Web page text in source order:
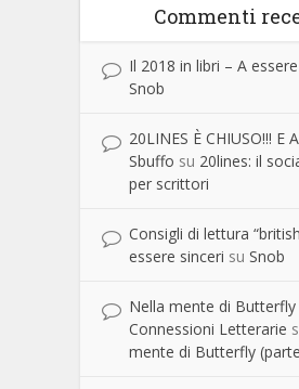
Commenti
Il 2018 in libri – A
Snob
20LINES È CHIUSO!!! E
Sbuffo su 20lines: il
per scrittori
Consigli di lettura
essere sinceri su Snob
Nella mente di
Connessioni Letterarie
mente di Butterfly